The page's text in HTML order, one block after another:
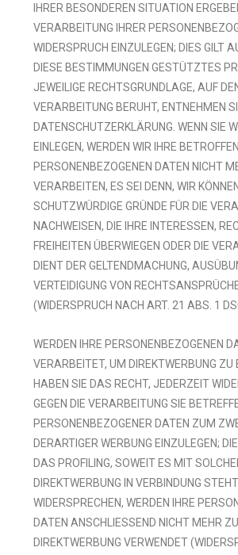
IHRER BESONDEREN SITUATION
VERARBEITUNG IHRER
WIDERSPRUCH EINZULEGEN; DIES GILT
DIESE BESTIMMUNGEN GESTÜTZTES
JEWEILIGE RECHTSGRUNDLAGE, AUF
VERARBEITUNG BERUHT, ENTNEHMEN
DATENSCHUTZERKLÄRUNG. WENN SIE
EINLEGEN, WERDEN WIR IHRE
PERSONENBEZOGENEN DATEN NICHT
VERARBEITEN, ES SEI DENN, WIR
SCHUTZWÜRDIGE GRÜNDE FÜR DIE
NACHWEISEN, DIE IHRE INTERESSEN,
FREIHEITEN ÜBERWIEGEN ODER DIE
DIENT DER GELTENDMACHUNG,
VERTEIDIGUNG VON
(WIDERSPRUCH NACH ART. 21 ABS. 1
WERDEN IHRE PERSONENBEZOGENEN
VERARBEITET, UM DIREKTWERBUNG ZU
HABEN SIE DAS RECHT, JEDERZEIT
GEGEN DIE VERARBEITUNG SIE
PERSONENBEZOGENER DATEN ZUM
DERARTIGER WERBUNG EINZULEGEN;
DAS PROFILING, SOWEIT ES MIT
DIREKTWERBUNG IN VERBINDUNG
WIDERSPRECHEN, WERDEN IHRE
DATEN ANSCHLIESSEND NICHT MEHR
DIREKTWERBUNG VERWENDET